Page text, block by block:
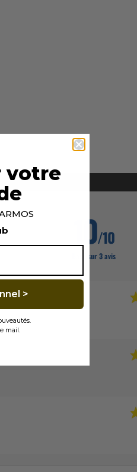
10/10
Basé sur 3 avis
votre
>
mail.